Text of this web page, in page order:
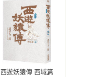
西遊妖猿傳 西域篇